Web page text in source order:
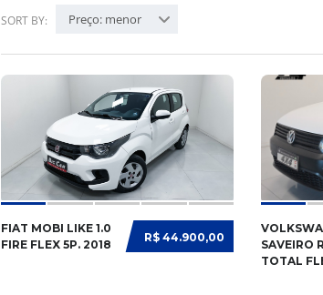
SORT BY: Preço: menor
R$ 44.900,00
FIAT MOBI LIKE 1.0
FIRE FLEX 5P. 2018
SAVEIRO
TOTAL